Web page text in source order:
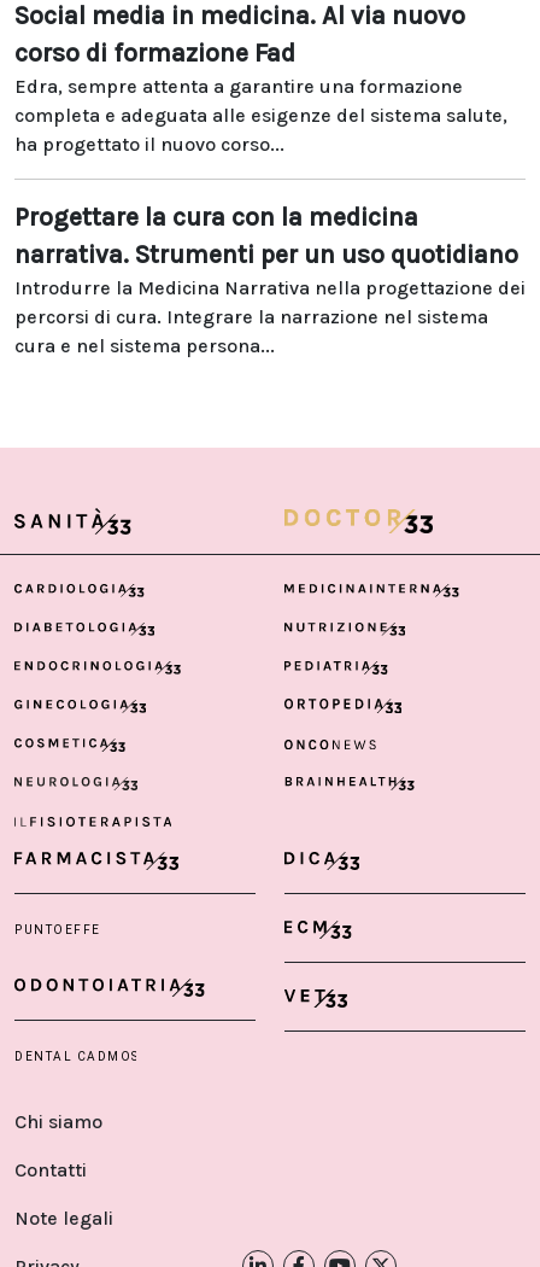
Social media in medicina. Al via nuovo
corso di formazione Fad
Edra, sempre attenta a garantire una formazione
completa e adeguata alle esigenze del sistema salute,
ha progettato il nuovo corso...
Progettare la cura con la medicina
narrativa. Strumenti per un uso quotidiano
Introdurre la Medicina Narrativa nella progettazione dei
percorsi di cura. Integrare la narrazione nel sistema
cura e nel sistema persona...
Chi siamo
Contatti
Note legali